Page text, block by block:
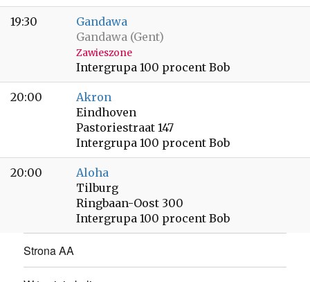
19:30
Gandawa
Gandawa (Gent)
Zawieszone
Intergrupa 100 procent Bob
20:00
Akron
Eindhoven
Pastoriestraat 147
Intergrupa 100 procent Bob
20:00
Aloha
Tilburg
Ringbaan-Oost 300
Intergrupa 100 procent Bob
Strona AA